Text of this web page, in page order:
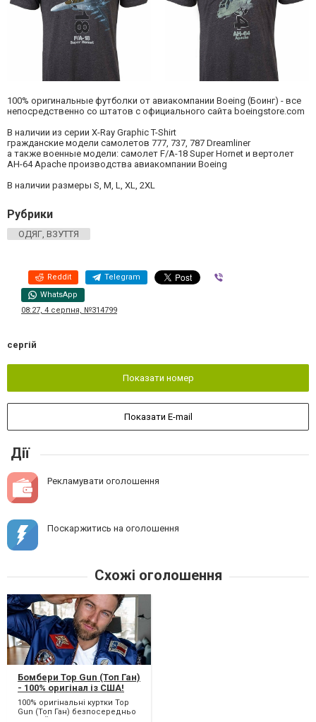
100% оригинальные футболки от авиакомпании Boeing (Боинг) - все
непосредственно со штатов с официального сайта boeingstore.com
В наличии из серии X-Ray Graphic T-Shirt
гражданские модели самолетов 777, 737, 787 Dreamliner
а также военные модели: самолет F/A-18 Super Hornet и вертолет
AH-64 Apache производства авиакомпании Boeing
В наличии размеры S, M, L, XL, 2XL
Рубрики
ОДЯГ, ВЗУТТЯ
Reddit Telegram
WhatsApp
08:27, 4 серпня, №314799
сергій
Показати номер
Показати E-mail
Дії
Рекламувати оголошення
Поскаржитись на оголошення
Схожі оголошення
Бомбери Top Gun (Топ Ган)
- 100% оригінал із США!
100% оригінальні куртки Top
Gun (Топ Ган) безпосередньо